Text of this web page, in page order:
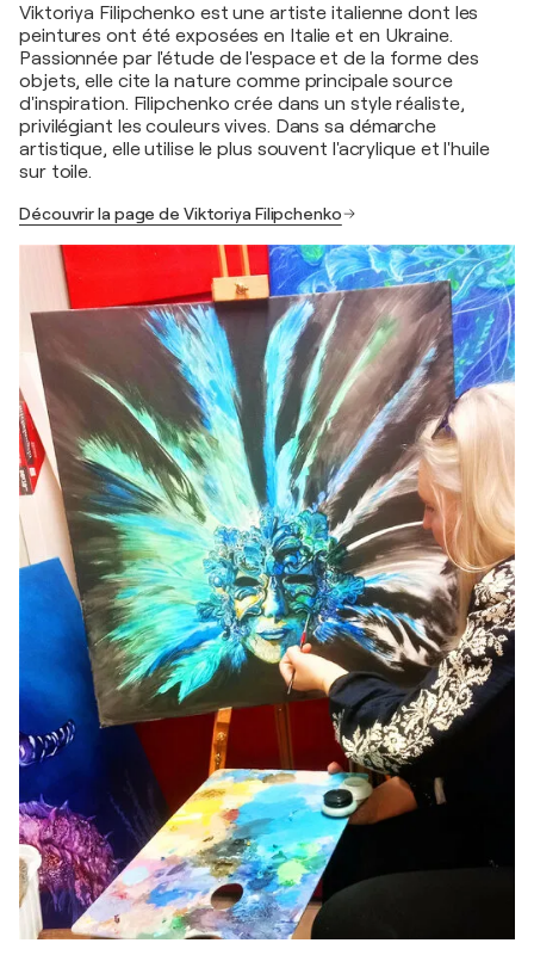
Viktoriya Filipchenko est une artiste italienne dont les
peintures ont été exposées en Italie et en Ukraine.
Passionnée par l'étude de l'espace et de la forme des
objets, elle cite la nature comme principale source
d'inspiration. Filipchenko crée dans un style réaliste,
privilégiant les couleurs vives. Dans sa démarche
artistique, elle utilise le plus souvent l'acrylique et l'huile
sur toile.
Découvrir la page de Viktoriya Filipchenko